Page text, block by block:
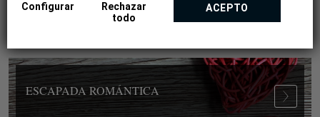
Configurar
Rechazar
todo
ACEPTO
VER OTRAS
ESCAPADA ROMÁNTICA